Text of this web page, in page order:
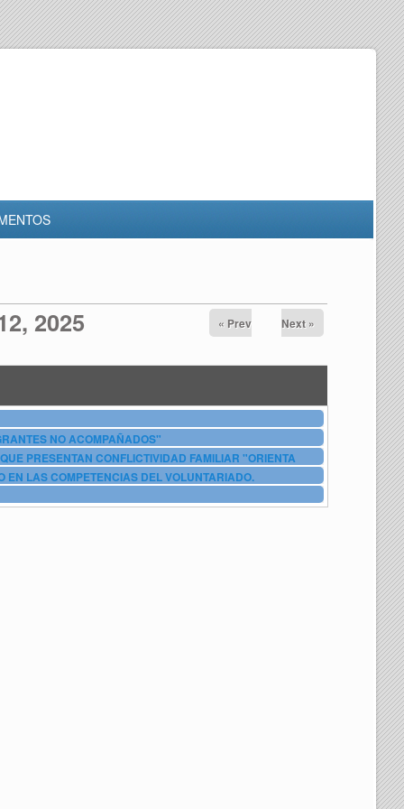
2025 « Prev Next »
NO ACOMPAÑADOS"
PRESENTAN CONFLICTIVIDAD FAMILIAR "ORIENTA
LAS COMPETENCIAS DEL VOLUNTARIADO.